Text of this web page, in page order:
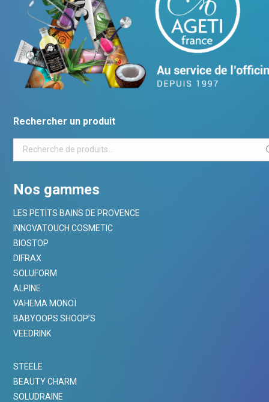
Rechercher un produit
Nos gammes
LES PETITS BAINS DE PROVENCE
INNOVATOUCH COSMETIC
BIOSTOP
DIFRAX
SOLUFORM
ALPINE
VAHEMA MONOÏ
BABYOOPS SHOOP’S
VEEDRINK
STEELE
BEAUTY CHARM
SOLUDRAINE